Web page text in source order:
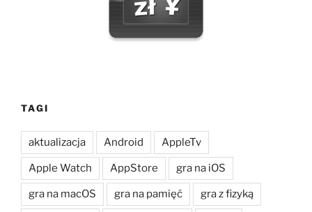
TAGI
aktualizacja Android AppleTv
Apple Watch AppStore gra na iOS
gra na macOS gra na pamięć gra z fizyką